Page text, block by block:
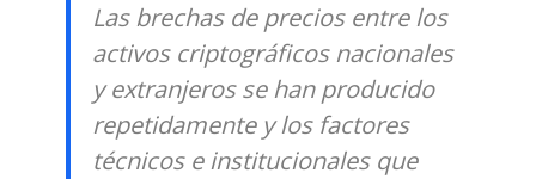
Las brechas de precios entre los
activos criptográficos nacionales
y extranjeros se han producido
repetidamente y los factores
técnicos e institucionales que